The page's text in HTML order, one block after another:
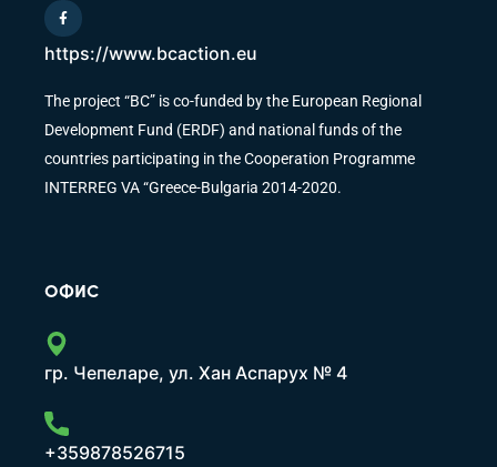
https://www.bcaction.eu
The project “BC” is co-funded by the European Regional
Development Fund (ERDF) and national funds of the
countries participating in the Cooperation Programme
INTERREG VA “Greece-Bulgaria 2014-2020.
ОФИС
гр. Чепеларе, ул. Хан Аспарух № 4
+359878526715